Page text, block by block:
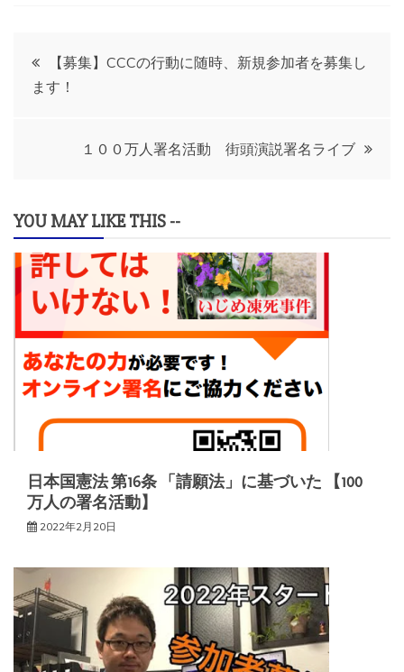
投
稿
ゲ
ー
シ
ョ
ン
【募集】CCCの行動に随時、新規参加者を募集し
ます！
１００万人署名活動 街頭演説署名ライブ
YOU MAY LIKE THIS --
日本国憲法 第16条 「請願法」に基づいた 【100
万人の署名活動】
2022年2月20日